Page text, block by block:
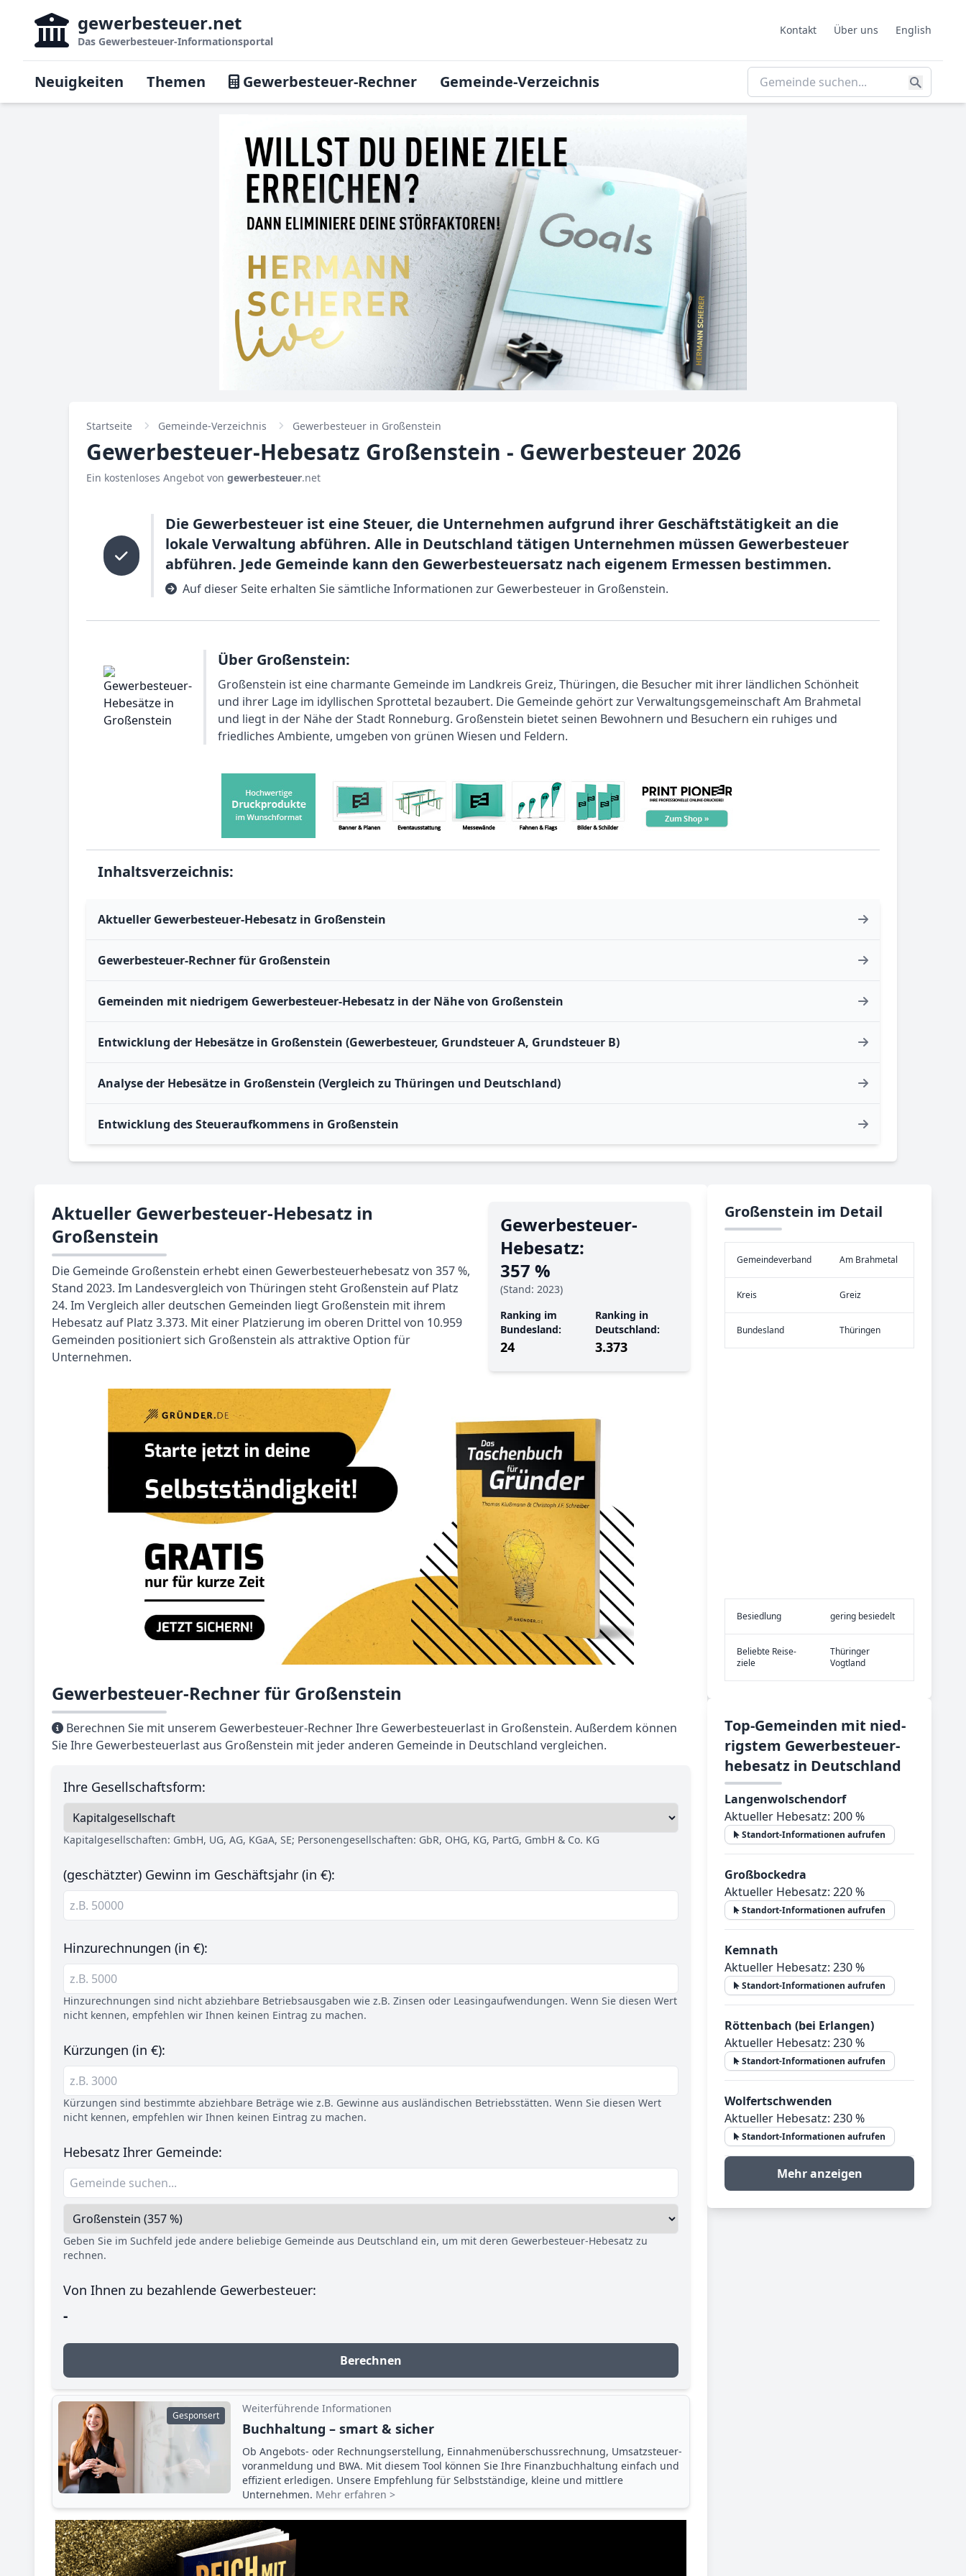
gewerbesteuer.net
Das Gewerbesteuer-Informationsportal
Kontakt Über uns English
Neuigkeiten Themen Gewerbesteuer-Rechner Gemeinde-Verzeichnis
Startseite Gemeinde-Verzeichnis Gewerbesteuer in Großenstein
Gewerbesteuer-Hebesatz Großenstein - Gewerbesteuer 2026
Ein kostenloses Angebot von gewerbesteuer.net
Die Gewerbesteuer ist eine Steuer, die Unternehmen aufgrund ihrer Geschäftstätigkeit an die
lokale Verwaltung abführen. Alle in Deutschland tätigen Unternehmen müssen Gewerbesteuer
abführen. Jede Gemeinde kann den Gewerbesteuersatz nach eigenem Ermessen bestimmen.
Auf dieser Seite erhalten Sie sämtliche Informationen zur Gewerbesteuer in Großenstein.
Über Großenstein:
Großenstein ist eine charmante Gemeinde im Landkreis Greiz, Thüringen, die Besucher mit ihrer ländlichen Schönheit
und ihrer Lage im idyllischen Sprottetal bezaubert. Die Gemeinde gehört zur Verwaltungsgemeinschaft Am Brahmetal
und liegt in der Nähe der Stadt Ronneburg. Großenstein bietet seinen Bewohnern und Besuchern ein ruhiges und
friedliches Ambiente, umgeben von grünen Wiesen und Feldern.
Inhaltsverzeichnis:
Aktueller Gewerbesteuer-Hebesatz in Großenstein
Gewerbesteuer-Rechner für Großenstein
Gemeinden mit niedrigem Gewerbesteuer-Hebesatz in der Nähe von Großenstein
Entwicklung der Hebesätze in Großenstein (Gewerbesteuer, Grundsteuer A, Grundsteuer B)
Analyse der Hebesätze in Großenstein (Vergleich zu Thüringen und Deutschland)
Entwicklung des Steueraufkommens in Großenstein
Aktueller Gewerbesteuer-Hebesatz in
Großenstein
Die Gemeinde Großenstein erhebt einen Gewerbesteuerhebesatz von 357 %,
Stand 2023. Im Landesvergleich von Thüringen steht Großenstein auf Platz
24. Im Vergleich aller deutschen Gemeinden liegt Großenstein mit ihrem
Hebesatz auf Platz 3.373. Mit einer Platzierung im oberen Drittel von 10.959
Gemeinden positioniert sich Großenstein als attraktive Option für
Unternehmen.
Gewerbe­steuer-
Hebe­satz:
357 %
(Stand: 2023)
Ranking im
Bundesland:
24
Ranking in
Deutschland:
3.373
Gewerbesteuer-Rechner für Großenstein
Berechnen Sie mit unserem Gewerbesteuer-Rechner Ihre Gewerbesteuerlast in Großenstein. Außerdem können
Sie Ihre Gewerbesteuerlast aus Großenstein mit jeder anderen Gemeinde in Deutschland vergleichen.
Ihre Gesellschaftsform:
Kapitalgesellschaften: GmbH, UG, AG, KGaA, SE; Personengesellschaften: GbR, OHG, KG, PartG, GmbH & Co. KG
(geschätzter) Gewinn im Geschäftsjahr (in €):
Hinzurechnungen (in €):
Hinzurechnungen sind nicht abziehbare Betriebsausgaben wie z.B. Zinsen oder Leasingaufwendungen. Wenn Sie diesen Wert
nicht kennen, empfehlen wir Ihnen keinen Eintrag zu machen.
Kürzungen (in €):
Kürzungen sind bestimmte abziehbare Beträge wie z.B. Gewinne aus ausländischen Betriebsstätten. Wenn Sie diesen Wert
nicht kennen, empfehlen wir Ihnen keinen Eintrag zu machen.
Hebesatz Ihrer Gemeinde:
Geben Sie im Suchfeld jede andere beliebige Gemeinde aus Deutschland ein, um mit deren Gewerbesteuer-Hebesatz zu
rechnen.
Von Ihnen zu bezahlende Gewerbesteuer:
-
Berechnen
Gesponsert
Weiterführende Informationen
Buchhaltung – smart & sicher
Ob Angebots- oder Rechnungserstellung, Einnahmenüberschuss­rechnung, Umsatzsteuer­
voranmeldung und BWA. Mit diesem Tool können Sie Ihre Finanz­buchhaltung einfach und
effizient erledigen. Unsere Empfehlung für Selbstständige, kleine und mittlere
Unternehmen. Mehr erfahren >
Großenstein im Detail
Gemeinde­verband Am Brahmetal
Kreis Greiz
Bundes­land Thüringen
Be­sied­lung gering besiedelt
Be­lieb­te Rei­se­
zie­le
Thüringer
Vogtland
Top-­Ge­mein­den mit nied­
rig­stem Ge­wer­be­steu­er­
he­be­satz in Deutsch­land
Langenwolschendorf
Aktueller Hebesatz: 200 %
Standort-Informationen aufrufen
Großbockedra
Aktueller Hebesatz: 220 %
Standort-Informationen aufrufen
Kemnath
Aktueller Hebesatz: 230 %
Standort-Informationen aufrufen
Röttenbach (bei Erlangen)
Aktueller Hebesatz: 230 %
Standort-Informationen aufrufen
Wolfertschwenden
Aktueller Hebesatz: 230 %
Standort-Informationen aufrufen
Mehr anzeigen